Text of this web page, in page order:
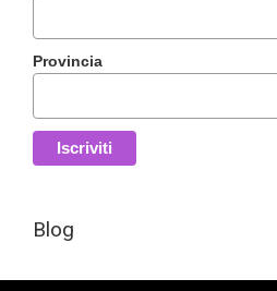
Provincia
Blog